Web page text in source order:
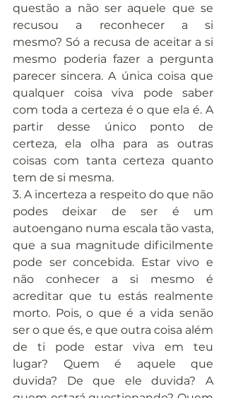
questão a não ser aquele que se
recusou a reconhecer a si
mesmo? Só a recusa de aceitar a si
mesmo poderia fazer a pergunta
parecer sincera. A única coisa que
qualquer coisa viva pode saber
com toda a certeza é o que ela é. A
partir desse único ponto de
certeza, ela olha para as outras
coisas com tanta certeza quanto
tem de si mesma.
3. A incerteza a respeito do que não
podes deixar de ser é um
autoengano numa escala tão vasta,
que a sua magnitude dificilmente
pode ser concebida. Estar vivo e
não conhecer a si mesmo é
acreditar que tu estás realmente
morto. Pois, o que é a vida senão
ser o que és, e que outra coisa além
de ti pode estar viva em teu
lugar? Quem é aquele que
duvida? De que ele duvida? A